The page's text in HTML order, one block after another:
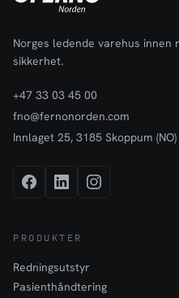
Norges ledende varehus innen
sikkerhet.
+47 33 03 45 00
fno@fernonorden.com
Innlaget 25, 3185 Skoppum (NO)
PRODUKTER
Redningsutstyr
Pasienthåndtering